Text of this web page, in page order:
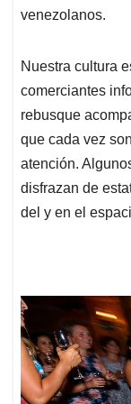
venezolanos.
Nuestra cultura
comerciantes
rebusque
que cada vez
atención.
disfrazan de
del y en el